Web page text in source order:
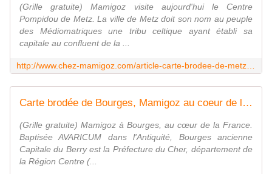
(Grille gratuite) Mamigoz visite aujourd'hui le Centre
Pompidou de Metz. La ville de Metz doit son nom au peuple
des Médiomatriques une tribu celtique ayant établi sa
capitale au confluent de la ...
Carte brodée de Bourges, Mamigoz au coeur de la France - Chez Mamigoz
(Grille gratuite) Mamigoz à Bourges, au cœur de la France.
Baptisée AVARICUM dans l'Antiquité, Bourges ancienne
Capitale du Berry est la Préfecture du Cher, département de
la Région Centre (...